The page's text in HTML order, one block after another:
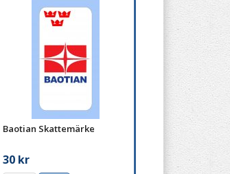
Baotian Skattemärke
30 kr